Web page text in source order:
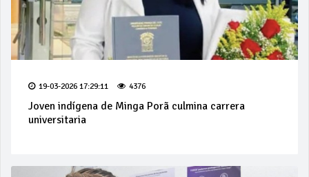
19-03-2026 17:29:11 4376
Joven indígena de Minga Porã culmina carrera
universitaria